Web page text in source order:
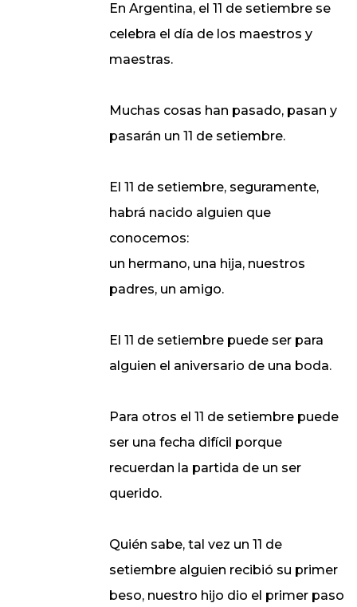
En Argentina, el 11 de setiembre se
celebra el día de los maestros y
maestras.
Muchas cosas han pasado, pasan y
pasarán un 11 de setiembre.
El 11 de setiembre, seguramente,
habrá nacido alguien que
conocemos:
un hermano, una hija, nuestros
padres, un amigo.
El 11 de setiembre puede ser para
alguien el aniversario de una boda.
Para otros el 11 de setiembre puede
ser una fecha difícil porque
recuerdan la partida de un ser
querido.
Quién sabe, tal vez un 11 de
setiembre alguien recibió su primer
beso, nuestro hijo dio el primer paso